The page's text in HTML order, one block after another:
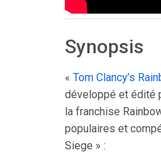
Synopsis
« Tom Clancy’s
développé et édité
la franchise
populaires et
Siege » :